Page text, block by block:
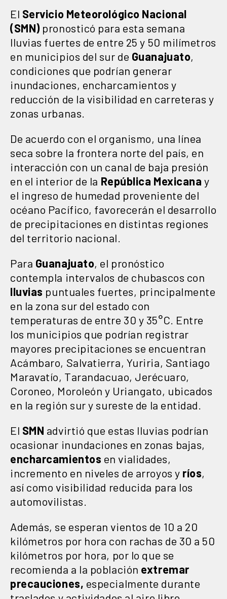
El Servicio Meteorológico Nacional
(SMN) pronosticó para esta semana
lluvias fuertes de entre 25 y 50 milímetros
en municipios del sur de Guanajuato,
condiciones que podrían generar
inundaciones, encharcamientos y
reducción de la visibilidad en carreteras y
zonas urbanas.
De acuerdo con el organismo, una línea
seca sobre la frontera norte del país, en
interacción con un canal de baja presión
en el interior de la República Mexicana y
el ingreso de humedad proveniente del
océano Pacífico, favorecerán el desarrollo
de precipitaciones en distintas regiones
del territorio nacional.
Para Guanajuato, el pronóstico
contempla intervalos de chubascos con
lluvias puntuales fuertes, principalmente
en la zona sur del estado con
temperaturas de entre 30 y 35°C. Entre
los municipios que podrían registrar
mayores precipitaciones se encuentran
Acámbaro, Salvatierra, Yuriria, Santiago
Maravatío, Tarandacuao, Jerécuaro,
Coroneo, Moroleón y Uriangato, ubicados
en la región sur y sureste de la entidad.
El SMN advirtió que estas lluvias podrían
ocasionar inundaciones en zonas bajas,
encharcamientos en vialidades,
incremento en niveles de arroyos y ríos,
así como visibilidad reducida para los
automovilistas.
Además, se esperan vientos de 10 a 20
kilómetros por hora con rachas de 30 a 50
kilómetros por hora, por lo que se
recomienda a la población extremar
precauciones, especialmente durante